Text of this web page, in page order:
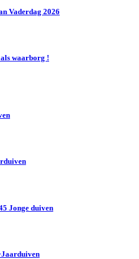
Vaderdag 2026
waarborg !
Jonge duiven